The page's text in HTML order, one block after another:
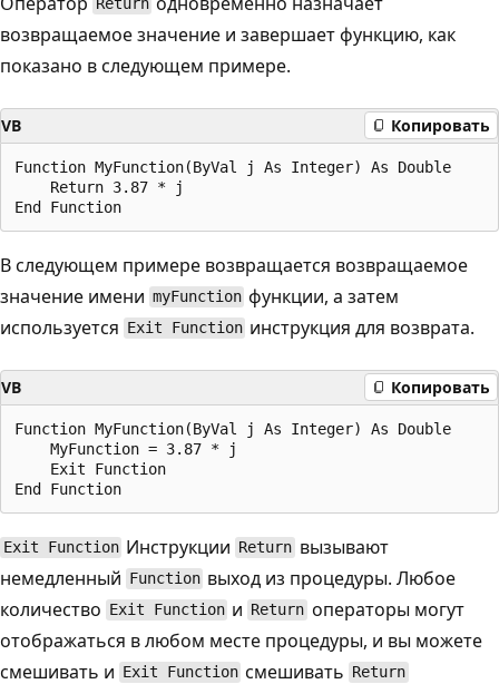
Return
возвращаемое значение и завершает функцию, как
показано в следующем примере.
VB Копировать
Function MyFunction(ByVal j As Integer) As Double
    Return 3.87 * j
В следующем примере возвращается возвращаемое
значение имени myFunction функции, а затем
используется Exit Function инструкция для возврата.
VB Копировать
Function MyFunction(ByVal j As Integer) As Double
    MyFunction = 3.87 * j
    Exit Function
Exit Function Инструкции Return вызывают
немедленный Function выход из процедуры. Любое
количество Exit Function и Return операторы могут
отображаться в любом месте процедуры, и вы можете
смешивать и Exit Function смешивать Return